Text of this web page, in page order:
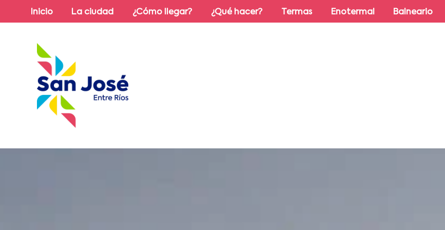
Inicio La ciudad ¿Cómo llegar? ¿Qué hacer? Termas Enotermal Balneario